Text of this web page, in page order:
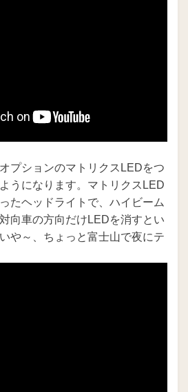
プションのマトリクスLEDをつ
うになります。マトリクスLED
たヘッドライトで、ハイビーム
向車の方向だけLEDを消すとい
や～、ちょっと富士山で夜にテ